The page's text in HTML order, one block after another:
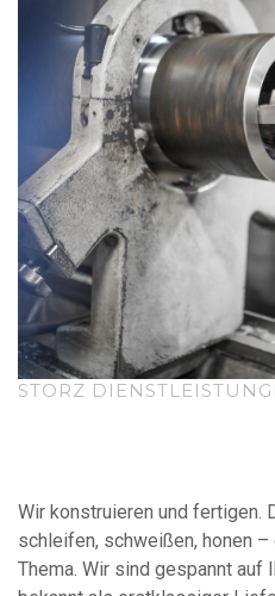
STORZ
Wir konstruieren und fertigen.
schleifen, schweißen, honen
Thema. Wir sind gespannt auf